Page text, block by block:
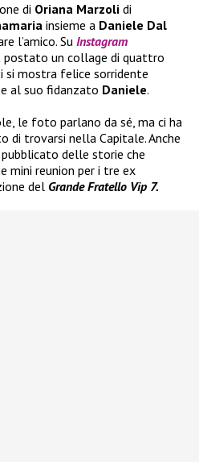
di Oriana Marzoli di
insieme a Daniele Dal
l’amico. Su Instagram
postato un collage di quattro
si mostra felice sorridente
e al suo fidanzato Daniele.
le foto parlano da sé, ma ci ha
di trovarsi nella Capitale. Anche
delle storie che
mini reunion per i tre ex
del Grande Fratello Vip 7.